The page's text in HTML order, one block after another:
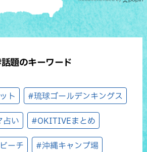
題のキーワード
ト #琉球ゴールデンキングス
占い #OKITIVEまとめ
ーチ #沖縄キャンプ場